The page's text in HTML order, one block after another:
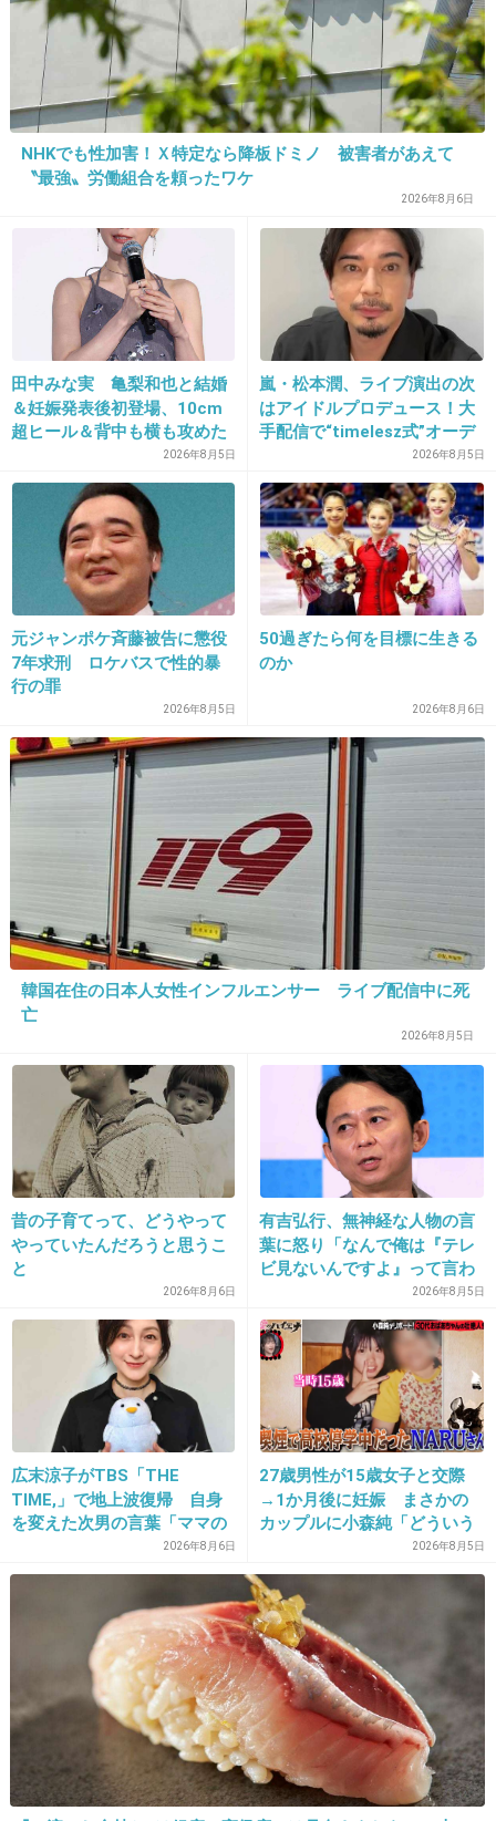
東出さんかっこいい
出典：www.nikkei.com
「ごちそうさん」高視聴率を支えるイケメ
girlschannel.net
「ごちそうさん」高視聴率を支えるイケメン俳優・東出昌大の“素性”東出昌
大 ひがしで まさひろ 25歳 189cm A型 埼玉県出身 特技は剣道、3段 高校
時代 メンズノンノ専属モデルオーディションでグランプリを受賞 大学に進
学→中退 ジュエリーの専門学校 ...
+136 -3
2014/01/09(木) 19:23:09
親密でもない女性の肩を抱くならともかく、手
を乗せるのは失礼ですよね。
これは黒と見た！
28. 匿名 2014/01/09(木) 19:23:58
小澤何とかって人よりはいいと思う。
+172
29. 匿名2014/01/09(木) 19:26:01
トピ画!!
杏ちゃん綺麗だけどファンとしては、せっかく
なので、もう少し若い時代の衣装の写真が良か
ったな♪
+29
30. 匿名2014/01/09(木) 19:27:03
２７さんの写真
他の記事で
＞「杏ちゃんは174㎝東出くんは189㎝、私は
145㎝。 」
っておばちゃんのコメントあったよ
２人とも大きい！
+91 -2
2014/01/09(木) 19:27:10
杏の左手が腰に回ってたら
更に黒とみた！！
+46 -2
NHKでも性加害！Ｘ特定なら降板ドミノ 被害者があえて
〝最強〟労働組合を頼ったワケ
2026年8月6日
田中みな実 亀梨和也と結婚
＆妊娠発表後初登場、10cm
超ヒール＆背中も横も攻めた
ドレスで祝福に笑顔「ありが
とうございます」おなかふっ
2026年8月5日
嵐・松本潤、ライブ演出の次
はアイドルプロデュース！大
手配信で“timelesz式”オーデ
ィション番組が進行中か2026年8月5日
元ジャンポケ斉藤被告に懲役
7年求刑 ロケバスで性的暴
行の罪
2026年8月5日
50過ぎたら何を目標に生きる
のか
2026年8月6日
韓国在住の日本人女性インフルエンサー ライブ配信中に死
亡
2026年8月5日
昔の子育てって、どうやって
やっていたんだろうと思うこ
と
2026年8月6日
有吉弘行、無神経な人物の言
葉に怒り「なんで俺は『テレ
ビ見ないんですよ』って言わ
れなきゃいけないの？ふざけ
やがって」
2026年8月5日
広末涼子がTBS「THE
TIME,」で地上波復帰 自身
を変えた次男の言葉「ママの
ファンの人なら、知りたいん
じゃないか」
2026年8月6日
27歳男性が15歳女子と交際
→1か月後に妊娠 まさかの
カップルに小森純「どういう
事？だいぶあぶねぇよ」2026年8月5日